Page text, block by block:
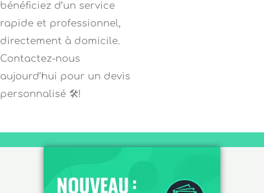
bénéficiez d’un service
rapide et professionnel,
directement à domicile.
Contactez-nous
aujourd’hui pour un devis
personnalisé 🛠️!